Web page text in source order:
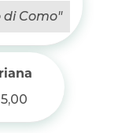
di Como"